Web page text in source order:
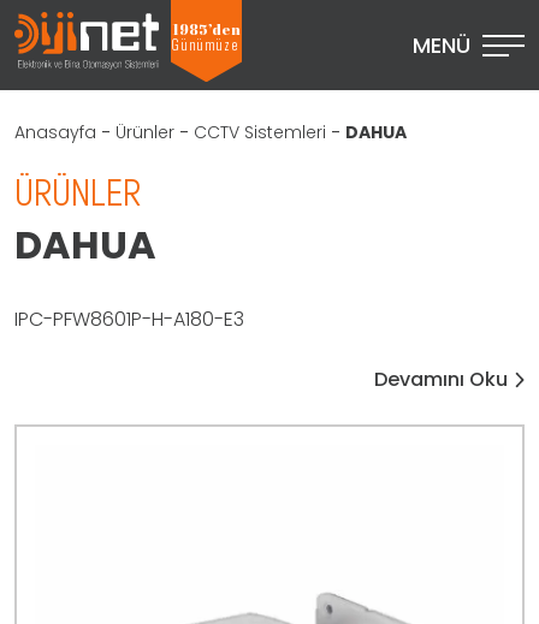
1985’den
Günümüze
MENÜ
Anasayfa - Ürünler - CCTV Sistemleri - DAHUA
ÜRÜNLER
DAHUA
IPC-PFW8601P-H-A180-E3
Devamını Oku